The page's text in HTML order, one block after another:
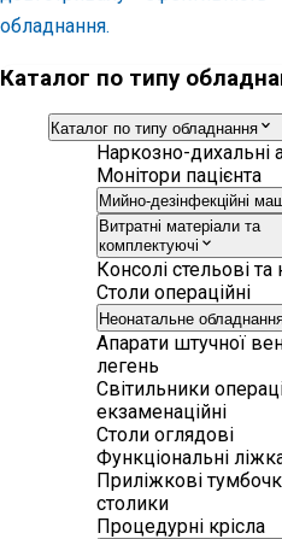
обладнання.
Каталог по типу
Каталог по типу обладнання
Наркозно-дихальні
Монітори пацієнта
Мийно-дезінфекційні
Витратні матеріали та
комплектуючі
Консолі стельові та
Столи операційні
Неонатальне
Апарати штучної
легень
Світильники
екзаменаційні
Столи оглядові
Функціональні
Приліжкові
столики
Процедурні крісла